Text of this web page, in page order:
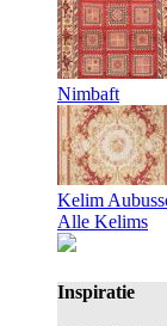
Nimbaft
Kelim
Alle Kelims
Inspiratie